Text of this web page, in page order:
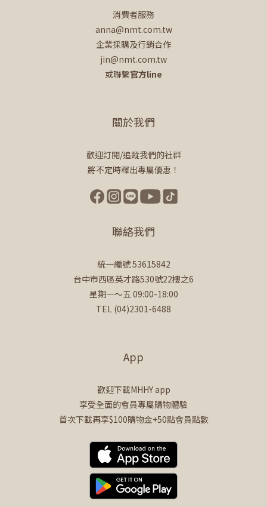
消費者服務
anna@nmt.com.tw
企業採購及行銷合作
jin@nmt.com.tw
或聯繫官方line
關於我們
歡迎訂閱/追蹤我們的社群
將不定時釋出專屬優惠！
聯絡我們
統一編號 53615842
台中市西區英才路530號22樓之6
星期一～五 09:00-18:00
TEL (04)2301-6488
App
歡迎下載MHHY app
享受全面的會員專屬購物體驗
首次下載再享$100購物金+50點會員點數